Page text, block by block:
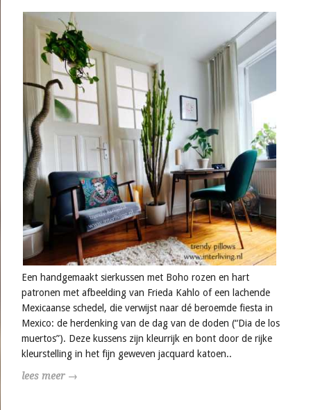
Een handgemaakt sierkussen met Boho rozen en hart
patronen met afbeelding van Frieda Kahlo of een lachende
Mexicaanse schedel, die verwijst naar dé beroemde fiesta in
Mexico: de herdenking van de dag van de doden (“Dia de los
muertos”). Deze kussens zijn kleurrijk en bont door de rijke
kleurstelling in het fijn geweven jacquard katoen..
lees meer →